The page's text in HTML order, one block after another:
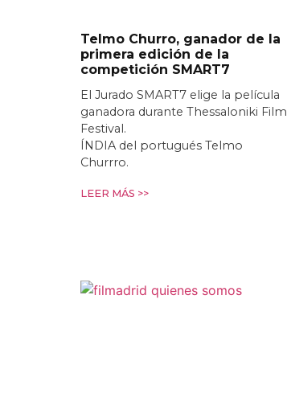
Telmo Churro, ganador de la
primera edición de la
competición SMART7
El Jurado SMART7 elige la película
ganadora durante Thessaloniki Film
Festival.
ÍNDIA del portugués Telmo
Churrro.
LEER MÁS >>